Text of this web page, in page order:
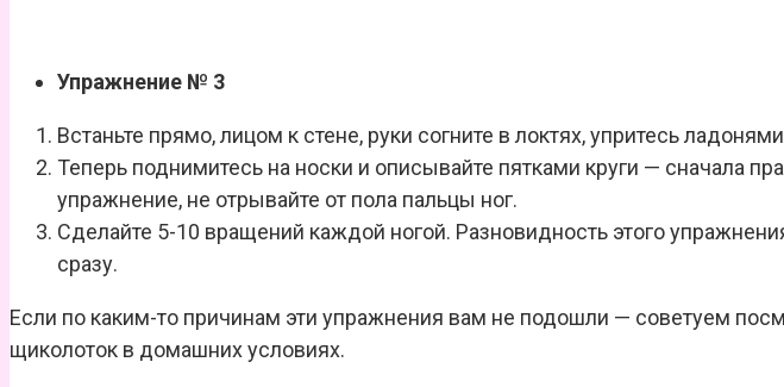
Упражнение № 3
Встаньте прямо, лицом к стене, руки согните в локтях, упритесь
Теперь поднимитесь на носки и описывайте пятками круги — сначала
упражнение, не отрывайте от пола пальцы ног.
Сделайте 5-10 вращений каждой ногой. Разновидность этого
сразу.
Если по каким-то причинам эти упражнения вам не подошли — советуем
щиколоток в домашних условиях.